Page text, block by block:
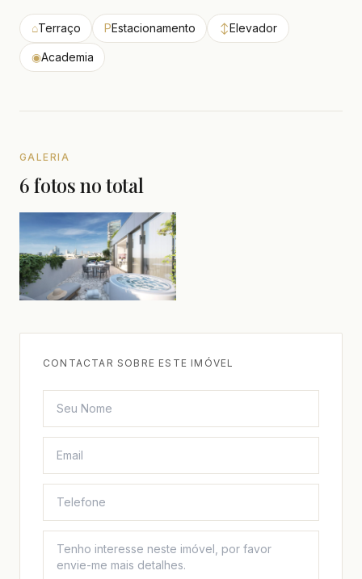
⌂Terraço PEstacionamento ↕Elevador
◉Academia
GALERIA
6 fotos no total
CONTACTAR SOBRE ESTE IMÓVEL